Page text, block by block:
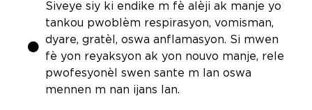
Siveye siy ki endike m fè alèji ak manje yo
tankou pwoblèm respirasyon, vomisman,
dyare, gratèl, oswa anflamasyon. Si mwen
fè yon reyaksyon ak yon nouvo manje, rele
pwofesyonèl swen sante m lan oswa
mennen m nan ijans lan.